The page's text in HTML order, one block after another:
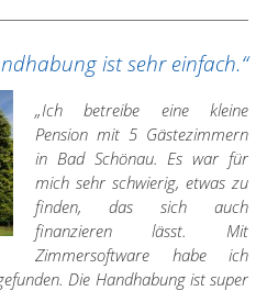
ist sehr einfach.“
„Ich betreibe eine kleine
Pension mit 5 Gästezimmern
in Bad Schönau. Es war für
mich sehr schwierig, etwas zu
finden, das sich auch
finanzieren lässt. Mit
Zimmersoftware habe ich
Die Handhabung ist super